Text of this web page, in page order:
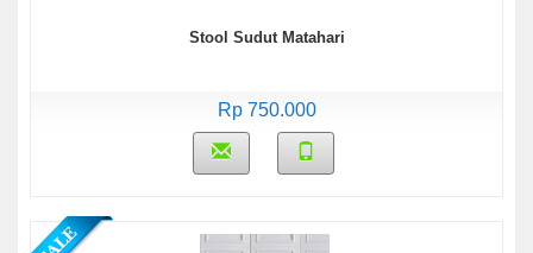
Stool Sudut Matahari
Rp 750.000